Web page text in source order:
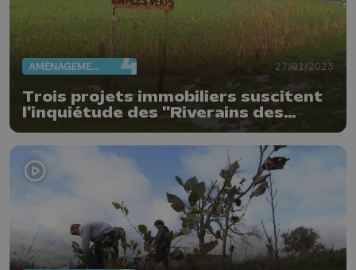
AMÉNAGEMENT DU TERRITOIRE 27/01/2023
Trois projets immobiliers suscitent
l'inquiétude des "Riverains des
Waroux" à Ans